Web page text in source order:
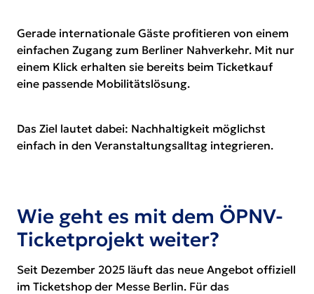
Gerade internationale Gäste profitieren von einem
einfachen Zugang zum Berliner Nahverkehr. Mit nur
einem Klick erhalten sie bereits beim Ticketkauf
eine passende Mobilitätslösung.
Das Ziel lautet dabei: Nachhaltigkeit möglichst
einfach in den Veranstaltungsalltag integrieren.
Wie geht es mit dem ÖPNV-
Ticketprojekt weiter?
Seit Dezember 2025 läuft das neue Angebot offiziell
im Ticketshop der Messe Berlin. Für das